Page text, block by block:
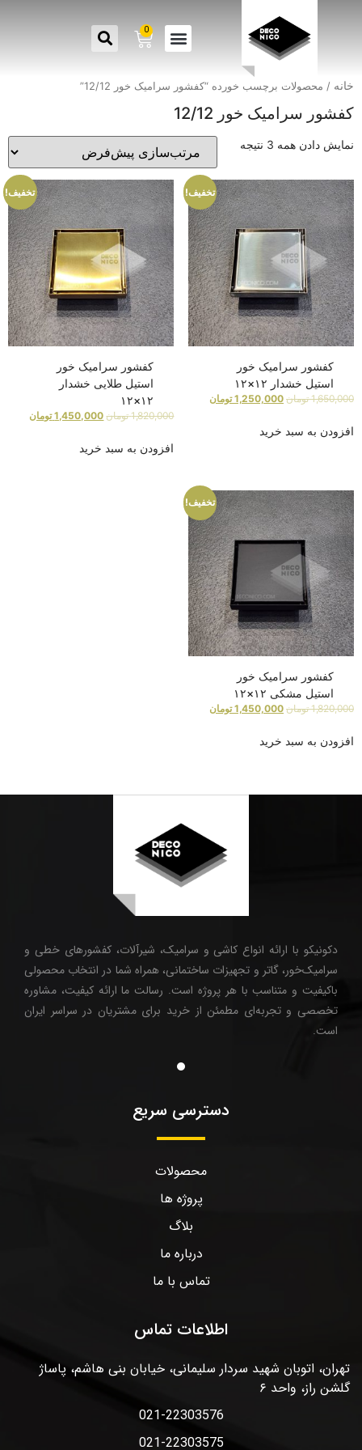
0
خانه / محصولات برچسب خورده “کفشور سرامیک خور 12/12”
کفشور سرامیک خور 12/12
نمایش دادن همه 3 نتیجه
تخفیف!
کفشور سرامیک خور
استیل خشدار ۱۲×۱۲
1,650,000 تومان 1,250,000 تومان
افزودن به سبد خرید
تخفیف!
کفشور سرامیک خور
استیل طلایی خشدار
۱۲×۱۲
1,820,000 تومان 1,450,000 تومان
افزودن به سبد خرید
تخفیف!
کفشور سرامیک خور
استیل مشکی ۱۲×۱۲
1,820,000 تومان 1,450,000 تومان
افزودن به سبد خرید
دکونیکو با ارائه انواع کاشی و سرامیک، شیرآلات، کفشورهای خطی و
سرامیک‌خور، گاتر و تجهیزات ساختمانی، همراه شما در انتخاب محصولی
باکیفیت و متناسب با هر پروژه است. رسالت ما ارائه کیفیت، مشاوره
تخصصی و تجربه‌ای مطمئن از خرید برای مشتریان در سراسر ایران
است.
دسترسی سریع
محصولات
پروژه ها
بلاگ
درباره ما
تماس با ما
اطلاعات تماس
تهران، اتوبان شهید سردار سلیمانی، خیابان بنی هاشم، پاساژ
گلشن راز، واحد ۶
021-22303576
021-22303575